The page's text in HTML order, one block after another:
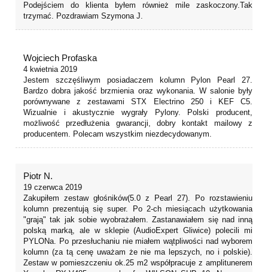
Podejściem do klienta byłem również mile zaskoczony.Tak
trzymać. Pozdrawiam Szymona J.
Wojciech Profaska
4 kwietnia 2019
Jestem szczęśliwym posiadaczem kolumn Pylon Pearl 27.
Bardzo dobra jakość brzmienia oraz wykonania. W salonie były
porównywane z zestawami STX Electrino 250 i KEF C5.
Wizualnie i akustycznie wygrały Pylony. Polski producent,
możliwość przedłużenia gwarancji, dobry kontakt mailowy z
producentem. Polecam wszystkim niezdecydowanym.
Piotr N.
19 czerwca 2019
Zakupiłem zestaw głośników(5.0 z Pearl 27). Po rozstawieniu
kolumn prezentują się super. Po 2-ch miesiącach użytkowania
"grają" tak jak sobie wyobrażałem. Zastanawiałem się nad inną
polską marką, ale w sklepie (AudioExpert Gliwice) polecili mi
PYLONa. Po przesłuchaniu nie miałem wątpliwości nad wyborem
kolumn (za tą cenę uważam że nie ma lepszych, no i polskie).
Zestaw w pomieszczeniu ok.25 m2 współpracuje z amplitunerem